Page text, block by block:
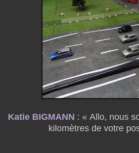
Katie BIGMANN : « Allo, nous
kilomètres de votre